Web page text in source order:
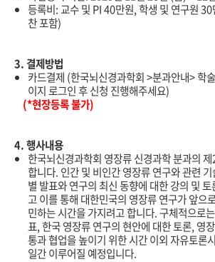
등록비: 교수 및 PI 40만원, 학생 및 연구원 30
찬 포함)
3. 결제방법
카드결제 (한국뇌신경과학회 >분과안내> 학
이지 로그인 후 신청 진행해주세요)
(*현장등록 불가)
4. 행사내용
한국뇌신경과학회 영장류 신경과학 분과의
합니다. 인간 및 비인간 영장류 연구와 관련
별 발표와 연구의 최신 동향에 대한 강의 및
고 이를 통해 대한민국의 영장류 연구가 앞으
민하는 시간을 가지려고 합니다. 구체적으로
표, 한국 영장류 연구의 현안에 대한 토론, 영
통과 협업을 높이기 위한 시간 이외 자유토론
일간 이루어질 예정입니다.